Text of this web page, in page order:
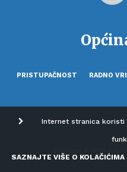
PRISTUPAČNOST RADNO
Copyright © 2026
Internet stranica
SAZNAJTE VIŠE O KOLAČIĆIMA